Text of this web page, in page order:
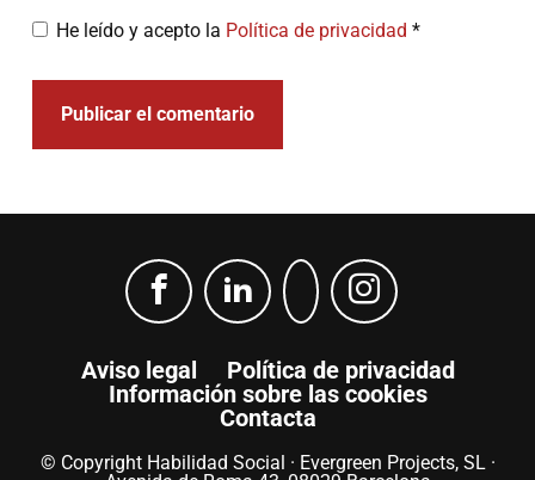
He leído y acepto la Política de privacidad*
Aviso legal
Política de privacidad
Información sobre las cookies
Contacta
© Copyright Habilidad Social · Evergreen Projects, SL ·